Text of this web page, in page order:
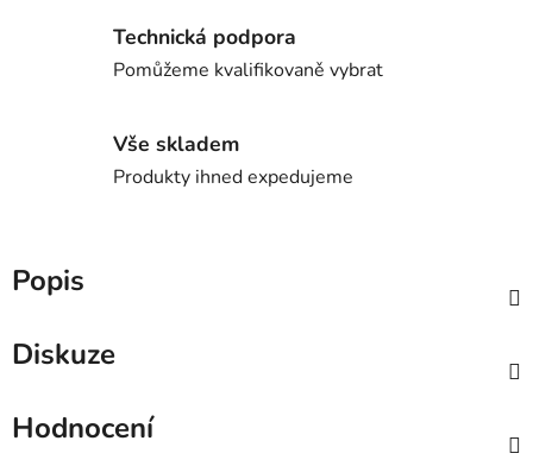
Technická podpora
Pomůžeme kvalifikovaně vybrat
Vše skladem
Produkty ihned expedujeme
Popis
Diskuze
Hodnocení